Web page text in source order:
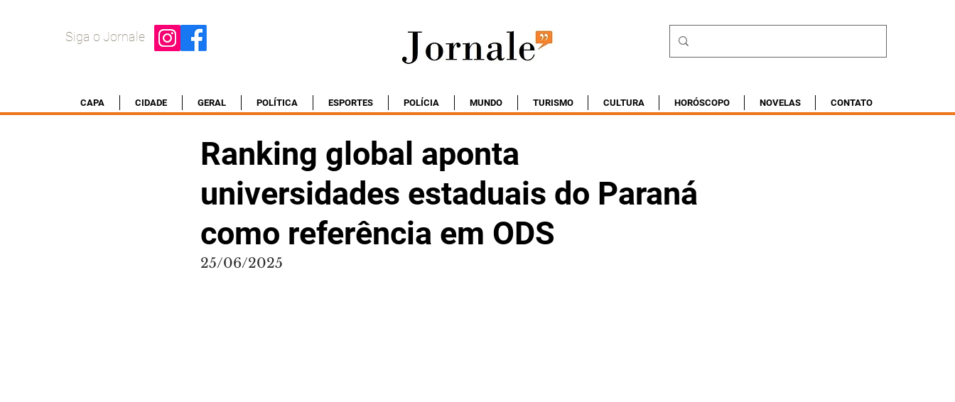
Siga o Jornale
CAPA CIDADE GERAL POLÍTICA ESPORTES POLÍCIA MUNDO TURISMO CULTURA HORÓSCOPO NOVELAS CONTATO
Ranking global aponta
universidades estaduais do Paraná
como referência em ODS
25/06/2025